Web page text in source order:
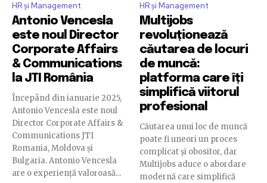
HR și Management
Antonio Vencesla
este noul Director
Corporate Affairs
& Communications
la JTI România
Începând din ianuarie 2025,
Antonio Vencesla este noul
Director Corporate Affairs &
Communications JTI
Romania, Moldova și
Bulgaria. Antonio Vencesla
are o experiență valoroasă...
HR și Management
Multijobs
revoluționează
căutarea de locuri
de muncă:
platforma care îți
simplifică viitorul
profesional
Căutarea unui loc de muncă
poate fi uneori un proces
complicat și obositor, dar
Multijobs aduce o abordare
modernă care simplifică